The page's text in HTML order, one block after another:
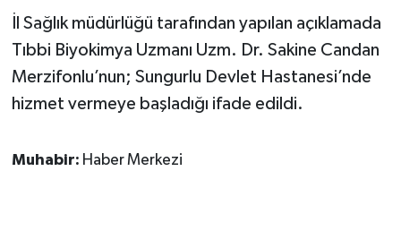
İl Sağlık müdürlüğü tarafından yapılan açıklamada
Tıbbi Biyokimya Uzmanı Uzm. Dr. Sakine Candan
Merzifonlu’nun; Sungurlu Devlet Hastanesi’nde
hizmet vermeye başladığı ifade edildi.
Muhabir: Haber Merkezi